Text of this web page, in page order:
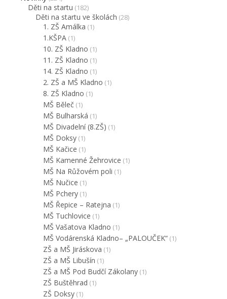
Děti na startu (182)
Děti na startu ve školách (28)
1. ZŠ Amálka (1)
1.KŠPA (1)
10. ZŠ Kladno (1)
11. ZŠ Kladno (1)
14. ZŠ Kladno (1)
2. ZŠ a MŠ Kladno (1)
8. ZŠ Kladno (1)
MŠ Běleč (1)
MŠ Bulharská (1)
MŠ Divadelní (8.ZŠ) (1)
MŠ Doksy (1)
MŠ Kačice (1)
MŠ Kamenné Žehrovice (1)
MŠ Na Růžovém poli (1)
MŠ Nučice (1)
MŠ Pchery (1)
MŠ Řepice – Ratejna (1)
MŠ Tuchlovice (1)
MŠ Vašatova Kladno (1)
MŠ Vodárenská Kladno– „PALOUČEK“ (1)
ZŠ a MŠ Jiráskova (1)
ZŠ a MŠ Libušín (1)
ZŠ a MŠ Pod Budčí Zákolany (1)
ZŠ Buštěhrad (1)
ZŠ Doksy (1)